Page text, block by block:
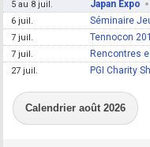
5 au 8 juil. Japan Expo
6 juil. Séminaire
7 juil. Tennocon
7 juil. Rencontres
27 juil. PGI Charity
Calendrier août 2026